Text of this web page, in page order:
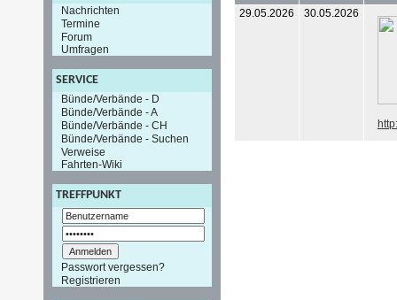
Nachrichten
Termine
Forum
Umfragen
SERVICE
Bünde/Verbände - D
Bünde/Verbände - A
Bünde/Verbände - CH
Bünde/Verbände - Suchen
Verweise
Fahrten-Wiki
TREFFPUNKT
Passwort vergessen?
Registrieren
29.05.2026 30.05.2026